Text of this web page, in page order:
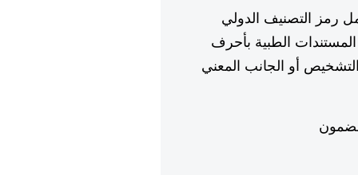
رمز التصنيف الدولي
الطبية بأحرف
أو الجانب المعني